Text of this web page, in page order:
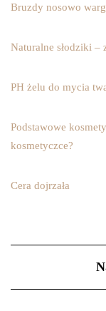
Bruzdy nosowo
Naturalne słodziki –
PH żelu do mycia
Podstawowe
kosmetyczce?
Cera dojrzała